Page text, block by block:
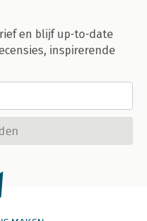
en blijf up-to-date
inspirerende